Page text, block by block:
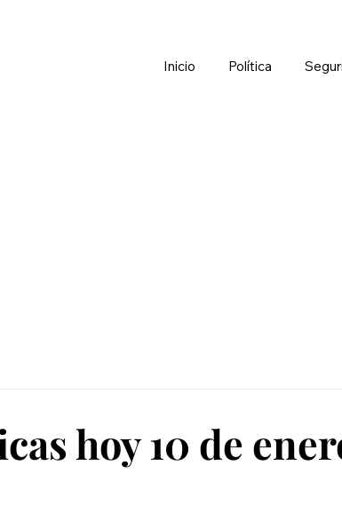
Inicio Política
hoy 10 de